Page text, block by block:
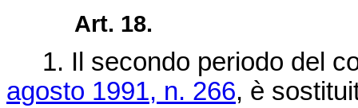
Art. 18.
1. Il secondo periodo del
agosto 1991, n. 266, è